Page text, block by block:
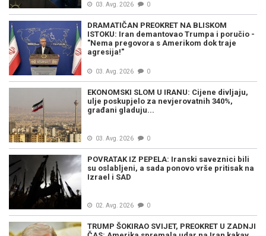
03. Avg. 2026 0
DRAMATIČAN PREOKRET NA BLISKOM
ISTOKU: Iran demantovao Trumpa i poručio -
"Nema pregovora s Amerikom dok traje
agresija!"
03. Avg. 2026 0
EKONOMSKI SLOM U IRANU: Cijene divljaju,
ulje poskupjelo za nevjerovatnih 340%,
građani gladuju...
03. Avg. 2026 0
POVRATAK IZ PEPELA: Iranski saveznici bili
su oslabljeni, a sada ponovo vrše pritisak na
Izrael i SAD
02. Avg. 2026 0
TRUMP ŠOKIRAO SVIJET, PREOKRET U ZADNJI